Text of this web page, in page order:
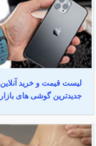
لیست قیمت و خرید آنلاین
جدیدترین گوشی های بازار